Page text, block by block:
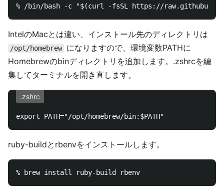
IntelのMacとは違い、インストール先のディレクトリは
/opt/homebrew
になりますので、環境変数PATHに
Homebrewのbinディレクトリを追加します。.zshrcを編
集してターミナルを開き直します。
.zshrc
ruby-buildとrbenvをインストールします。